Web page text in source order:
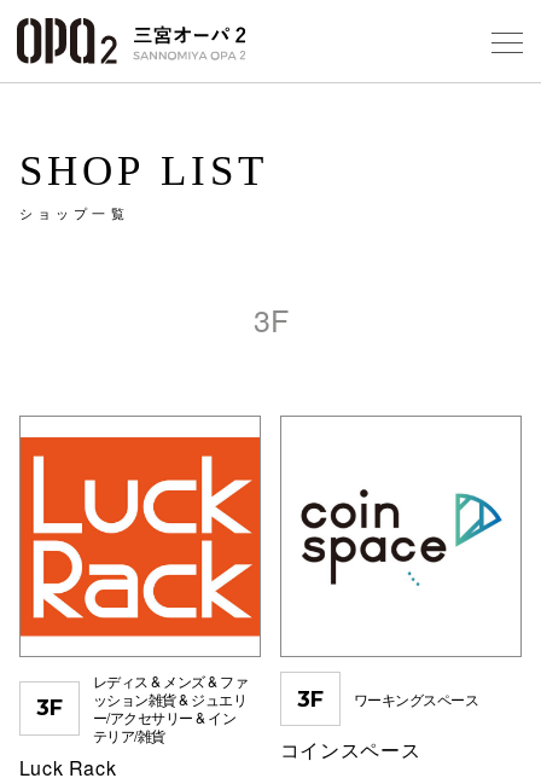
SHOP LIST
ショップ一覧
3F
3F
レディス & メンズ & ファ
ッション雑貨 & ジュエリ
ー/アクセサリー & イン
テリア/雑貨
Luck Rack
3F ワーキングスペース
コインスペース
スタッ
公式SNS